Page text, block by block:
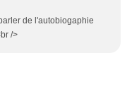
de l'autobiogaphie
/>